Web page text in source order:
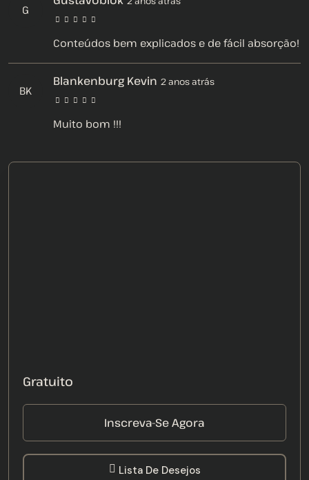
G
Conteúdos bem explicados e de fácil absorção!
BK
Blankenburg Kevin 2 anos atrás
Muito bom !!!
Gratuito
Inscreva-Se Agora
Lista De Desejos